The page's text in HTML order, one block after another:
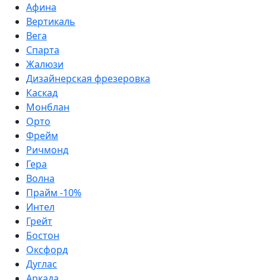
Афина
Вертикаль
Вега
Спарта
Жалюзи
Дизайнерская фрезеровка
Каскад
Монблан
Орто
Фрейм
Ричмонд
Гера
Волна
Прайм -10%
Интел
Грейт
Бостон
Оксфорд
Дуглас